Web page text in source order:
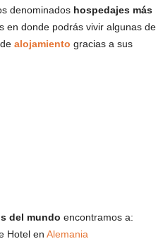
denominados hospedajes más
en donde podrás vivir algunas de
alojamiento gracias a sus
del mundo encontramos a:
Hotel en Alemania